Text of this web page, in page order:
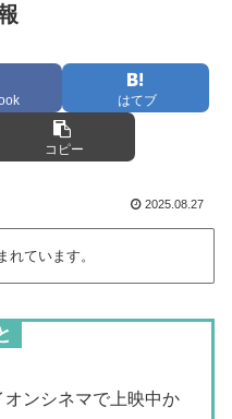
はてブ
コピー
2025.08.27
れています。
オンシネマで上映中か